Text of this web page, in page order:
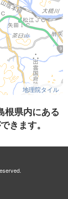
地理院タイル
根県内にある
きます。